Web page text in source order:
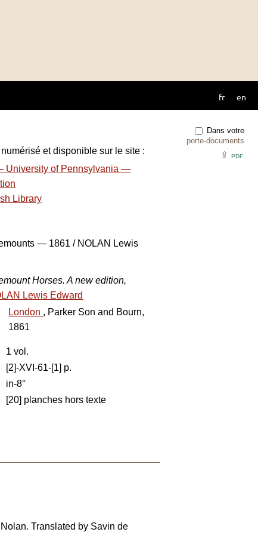
fr en
Dans votre
porte-documents
⇪ PDF
numérisé et disponible sur le site :
University of Pennsylvania —
Library
— 1861 / NOLAN Lewis
Horses. A new edition,
Lewis Edward
London , Parker Son and Bourn,
1861
1 vol.
[2]-XVI-61-[1] p.
in-8°
[20] planches hors texte
Translated by Savin de